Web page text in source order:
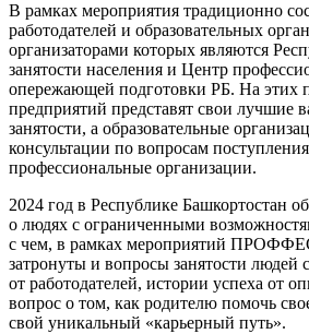
В рамках мероприятия традиционно
работодателей и образовательных
организаторами которых являются
занятости населения и Центр
опережающей подготовки РБ. На этих
предприятий представят свои лучшие
занятости, а образовательные
консультации по вопросам
профессиональные организации.
2024 год в Республике Башкортостан
о людях с ограниченными
с чем, в рамках мероприятий
затронуты и вопросы занятости
от работодателей, истории успеха от
вопрос о том, как родителю помочь
свой уникальный «карьерный путь».